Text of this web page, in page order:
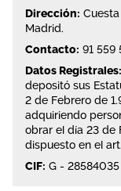
Dirección:
Madrid.
Contacto: 91 559
Datos Registrales:
depositó sus
2 de Febrero de
adquiriendo
obrar el día 23 de
dispuesto en el
CIF: G - 28584035